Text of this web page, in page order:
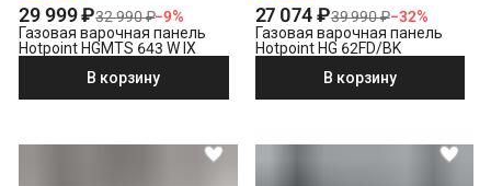
29 999 ₽32 990 ₽−9%
Газовая варочная панель
Hotpoint HGMTS 643 W IX
В корзину
27 074 ₽39 990 ₽−32%
Газовая варочная панель
Hotpoint HG 62FD/BK
В корзину